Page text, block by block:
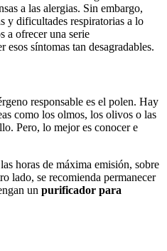
a las alergias. Sin embargo,
y dificultades respiratorias a lo
a ofrecer una serie
esos síntomas tan desagradables.
responsable es el polen. Hay
como los olmos, los olivos o las
Pero, lo mejor es conocer e
horas de máxima emisión, sobre
lado, se recomienda permanecer
un purificador para